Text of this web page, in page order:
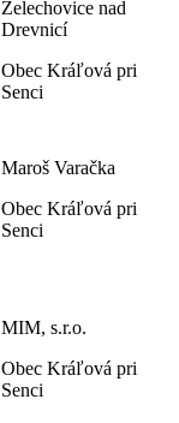
Želechovice nad
Drevnicí
Obec Kráľová pri
Senci
Maroš Varačka
Obec Kráľová pri
Senci
MIM, s.r.o.
Obec Kráľová pri
Senci